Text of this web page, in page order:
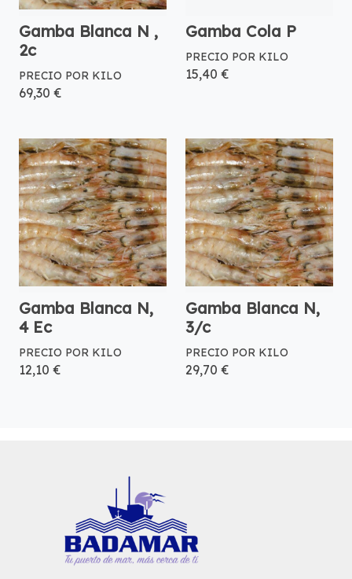
Gamba Blanca N ,
2c
PRECIO POR KILO
69,30 €
Gamba Cola P
PRECIO POR KILO
15,40 €
Gamba Blanca N,
4 Ec
PRECIO POR KILO
12,10 €
Gamba Blanca N,
3/c
PRECIO POR KILO
29,70 €